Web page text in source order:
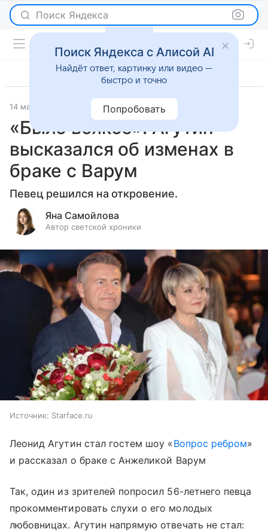
Поиск Яндекса
14 мая 2025 Светская жизнь
«Было всякое»: Агутин
высказался об изменах в
браке с Варум
Певец решился на откровение.
Яна Самойлова
Автор светской хроники
Источник: Starface.ru
Леонид Агутин стал гостем шоу «Вопрос ребром»
и рассказал о браке с Анжеликой Варум
Так, один из зрителей попросил 56-летнего певца
прокомментировать слухи о его молодых
любовницах. Агутин напрямую отвечать не стал:
Поиск Яндекса с Алисой AI
Найдёт ответ, картинку или видео —
быстро и точно
Попробовать